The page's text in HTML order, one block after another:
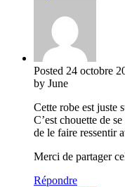
Posted 24 octobre
by June
Cette robe est juste
C’est chouette de
de le faire ressentir
Merci de partager
Répondre